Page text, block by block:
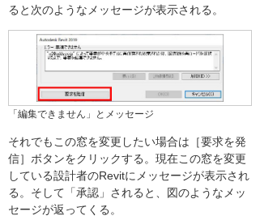
ると次のようなメッセージが表示される。
「編集できません」とメッセージ
それでもこの窓を変更したい場合は［要求を発
信］ボタンをクリックする。現在この窓を変更
している設計者のRevitにメッセージが表示され
る。そして「承認」されると、図のようなメッ
セージが返ってくる。